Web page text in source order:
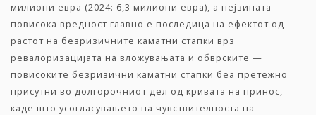
милиони евра (2024: 6,3 милиони евра), а нејзината
повисока вредност главно е последица на ефектот од
растот на безризичните каматни стапки врз
ревалоризацијата на вложувањата и обврските —
повисоките безризични каматни стапки беа претежно
присутни во долгорочниот дел од кривата на принос,
каде што усогласувањето на чувствителноста на